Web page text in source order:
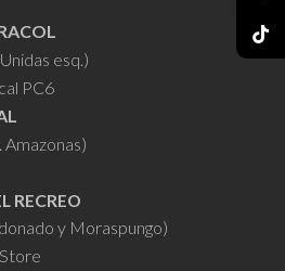
esq.)
PC6
Amazonas)
RECREO
y Moraspungo)